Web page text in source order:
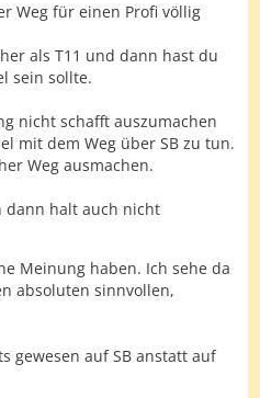
Weg für einen Profi völlig
als T11 und dann hast du
sein sollte.
nicht schafft auszumachen
mit dem Weg über SB zu tun.
Weg ausmachen.
dann halt auch nicht
Meinung haben. Ich sehe da
absoluten sinnvollen,
gewesen auf SB anstatt auf